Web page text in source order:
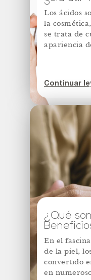
Los ácidos
la
se trata de
apariencia
Continuar
¿Qué
En el
de la piel,
convertido
en